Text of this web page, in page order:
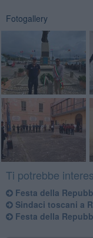
Fotogallery
Ti potrebbe
Festa della
Sindaci toscani a
Festa della